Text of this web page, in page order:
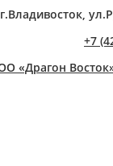
г.Владивосток,
+7